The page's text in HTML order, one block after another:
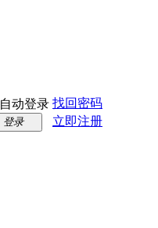
自动登录 找回密码
登录
立即注册